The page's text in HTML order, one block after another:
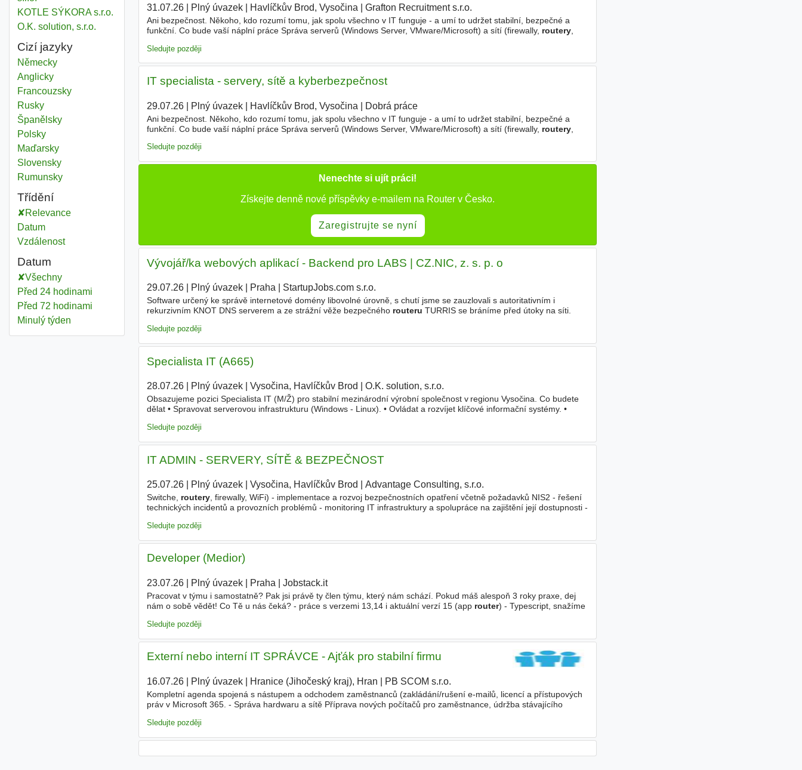
KOTLE SÝKORA s.r.o.
O.K. solution, s.r.o.
Cizí jazyky
Německy
Anglicky
Francouzsky
Rusky
Španělsky
Polsky
Maďarsky
Slovensky
Rumunsky
Třídění
Relevance
Datum
Vzdálenost
Datum
Všechny
Před 24 hodinami
Před 72 hodinami
Minulý týden
31.07.26| Plný úvazek| Havlíčkův Brod, Vysočina Grafton Recruitment s.r.o.
Ani bezpečnost. Někoho, kdo rozumí tomu, jak spolu všechno v IT funguje - a umí to udržet stabilní, bezpečné a
funkční. Co bude vaší náplní práce Správa serverů (Windows Server, VMware/Microsoft) a sítí (firewally, routery,
Sledujte později
IT specialista - servery, sítě a kyberbezpečnost
29.07.26| Plný úvazek| Havlíčkův Brod, Vysočina Dobrá práce
Ani bezpečnost. Někoho, kdo rozumí tomu, jak spolu všechno v IT funguje - a umí to udržet stabilní, bezpečné a
funkční. Co bude vaší náplní práce Správa serverů (Windows Server, VMware/Microsoft) a sítí (firewally, routery,
Sledujte později
Nenechte si ujít práci!
Získejte denně nové příspěvky e-mailem na Router v Česko.
Zaregistrujte se nyní
Vývojář/ka webových aplikací - Backend pro LABS | CZ.NIC, z. s. p. o
29.07.26| Plný úvazek| Praha| StartupJobs.com s.r.o.
Software určený ke správě internetové domény libovolné úrovně, s chutí jsme se zauzlovali s autoritativním i
rekurzivním KNOT DNS serverem a ze strážní věže bezpečného routeru TURRIS se bráníme před útoky na síti.
Sledujte později
Specialista IT (A665)
28.07.26| Plný úvazek| Vysočina, Havlíčkův Brod O.K. solution, s.r.o.
Obsazujeme pozici Specialista IT (M/Ž) pro stabilní mezinárodní výrobní společnost v regionu Vysočina. Co budete
dělat • Spravovat serverovou infrastrukturu (Windows - Linux). • Ovládat a rozvíjet klíčové informační systémy. •
Sledujte později
IT ADMIN - SERVERY, SÍTĚ & BEZPEČNOST
25.07.26| Plný úvazek| Vysočina, Havlíčkův Brod Advantage Consulting, s.r.o.
Switche, routery, firewally, WiFi) - implementace a rozvoj bezpečnostních opatření včetně požadavků NIS2 - řešení
technických incidentů a provozních problémů - monitoring IT infrastruktury a spolupráce na zajištění její dostupnosti -
Sledujte později
Developer (Medior)
23.07.26| Plný úvazek| Praha Jobstack.it|
Pracovat v týmu i samostatně? Pak jsi právě ty člen týmu, který nám schází. Pokud máš alespoň 3 roky praxe, dej
nám o sobě vědět! Co Tě u nás čeká? - práce s verzemi 13,14 i aktuální verzí 15 (app router) - Typescript, snažíme
Sledujte později
Externí nebo interní IT SPRÁVCE - Ajťák pro stabilní firmu
16.07.26| Plný úvazek| Hranice (Jihočeský kraj), Hran PB SCOM s.r.o.
Kompletní agenda spojená s nástupem a odchodem zaměstnanců (zakládání/rušení e-mailů, licencí a přístupových
práv v Microsoft 365. - Správa hardwaru a sítě Příprava nových počítačů pro zaměstnance, údržba stávajícího
Sledujte později